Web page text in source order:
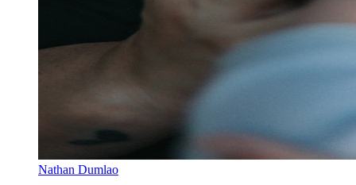
Nathan Dumlao